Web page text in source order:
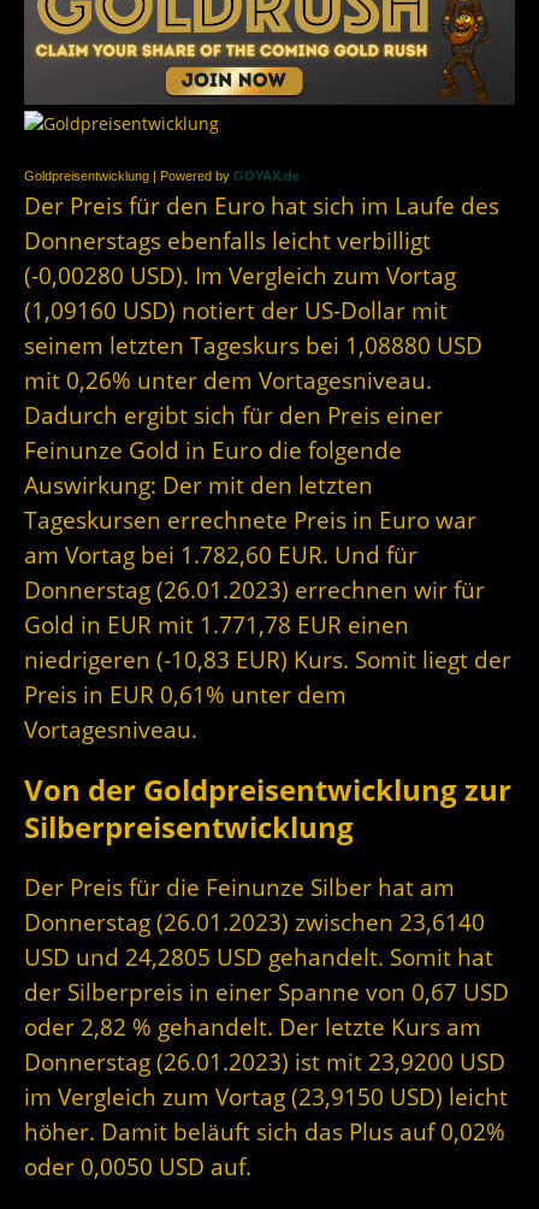
Goldpreisentwicklung | Powered by GOYAX.de
Der Preis für den Euro hat sich im Laufe des
Donnerstags ebenfalls leicht verbilligt
(-0,00280 USD). Im Vergleich zum Vortag
(1,09160 USD) notiert der US-Dollar mit
seinem letzten Tageskurs bei 1,08880 USD
mit 0,26% unter dem Vortagesniveau.
Dadurch ergibt sich für den Preis einer
Feinunze Gold in Euro die folgende
Auswirkung: Der mit den letzten
Tageskursen errechnete Preis in Euro war
am Vortag bei 1.782,60 EUR. Und für
Donnerstag (26.01.2023) errechnen wir für
Gold in EUR mit 1.771,78 EUR einen
niedrigeren (-10,83 EUR) Kurs. Somit liegt der
Preis in EUR 0,61% unter dem
Vortagesniveau.
Von der Goldpreisentwicklung zur
Silberpreisentwicklung
Der Preis für die Feinunze Silber hat am
Donnerstag (26.01.2023) zwischen 23,6140
USD und 24,2805 USD gehandelt. Somit hat
der Silberpreis in einer Spanne von 0,67 USD
oder 2,82 % gehandelt. Der letzte Kurs am
Donnerstag (26.01.2023) ist mit 23,9200 USD
im Vergleich zum Vortag (23,9150 USD) leicht
höher. Damit beläuft sich das Plus auf 0,02%
oder 0,0050 USD auf.